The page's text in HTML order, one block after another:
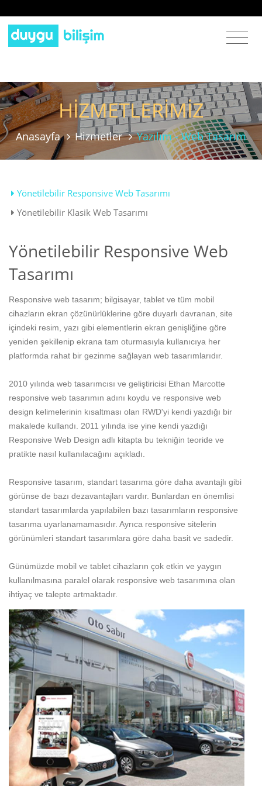
HİZMETLERİMİZ
Anasayfa Hizmetler Yazılım - Web Tasarım
Yönetilebilir Responsive Web Tasarımı
Yönetilebilir Klasik Web Tasarımı
Yönetilebilir Responsive Web
Tasarımı
Responsive web tasarım; bilgisayar, tablet ve tüm mobil
cihazların ekran çözünürlüklerine göre duyarlı davranan, site
içindeki resim, yazı gibi elementlerin ekran genişliğine göre
yeniden şekillenip ekrana tam oturmasıyla kullanıcıya her
platformda rahat bir gezinme sağlayan web tasarımlarıdır.
2010 yılında web tasarımcısı ve geliştiricisi Ethan Marcotte
responsive web tasarımın adını koydu ve responsive web
design kelimelerinin kısaltması olan RWD'yi kendi yazdığı bir
makalede kullandı. 2011 yılında ise yine kendi yazdığı
Responsive Web Design adlı kitapta bu tekniğin teoride ve
pratikte nasıl kullanılacağını açıkladı.
Responsive tasarım, standart tasarıma göre daha avantajlı gibi
görünse de bazı dezavantajları vardır. Bunlardan en önemlisi
standart tasarımlarda yapılabilen bazı tasarımların responsive
tasarıma uyarlanamamasıdır. Ayrıca responsive sitelerin
görünümleri standart tasarımlara göre daha basit ve sadedir.
Günümüzde mobil ve tablet cihazların çok etkin ve yaygın
kullanılmasına paralel olarak responsive web tasarımına olan
ihtiyaç ve talepte artmaktadır.